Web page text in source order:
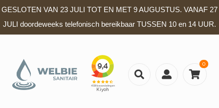
GESLOTEN VAN 23 JULI TOT EN MET 9 AUGUSTUS. VANAF 27
JULI doordeweeks telefonisch bereikbaar TUSSEN 10 en 14 UUR.
0